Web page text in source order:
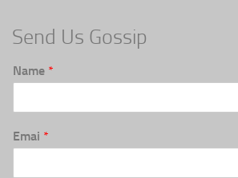
Send Us Gossip
Name *
Emai *